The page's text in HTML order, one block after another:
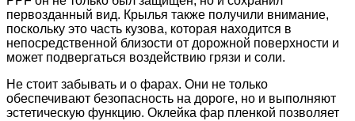
первозданный вид. Крылья также получили внимание,
поскольку это часть кузова, которая находится в
непосредственной близости от дорожной поверхности и
может подвергаться воздействию грязи и соли.
Не стоит забывать и о фарах. Они не только
обеспечивают безопасность на дороге, но и выполняют
эстетическую функцию. Оклейка фар пленкой позволяет